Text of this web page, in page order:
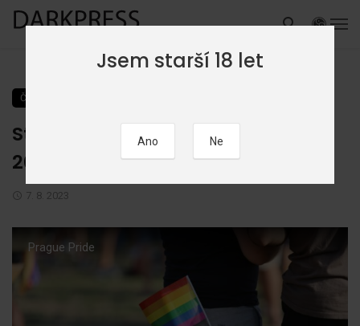
ČLÁNKY
Startuje PRAGUE PRIDE FESTIVAL
2023
7. 8. 2023
Prague Pride
Jsem starší 18 let